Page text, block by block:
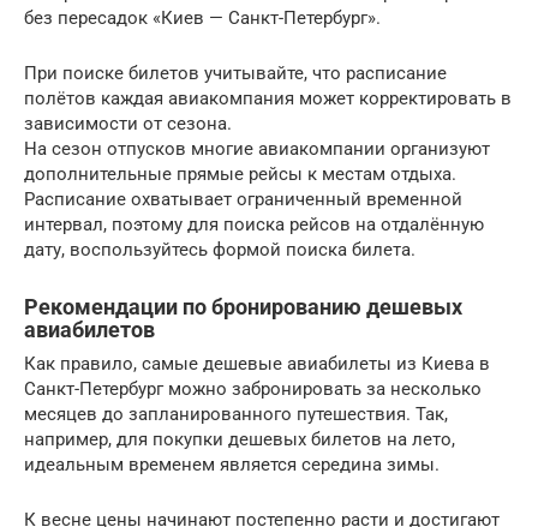
без пересадок «Киев — Санкт-Петербург».
При поиске билетов учитывайте, что расписание
полётов каждая авиакомпания может корректировать в
зависимости от сезона.
На сезон отпусков многие авиакомпании организуют
дополнительные прямые рейсы к местам отдыха.
Расписание охватывает ограниченный временной
интервал, поэтому для поиска рейсов на отдалённую
дату, воспользуйтесь формой поиска билета.
Рекомендации по бронированию дешевых
авиабилетов
Как правило, самые дешевые авиабилеты из Киева в
Санкт-Петербург можно забронировать за несколько
месяцев до запланированного путешествия. Так,
например, для покупки дешевых билетов на лето,
идеальным временем является середина зимы.
К весне цены начинают постепенно расти и достигают